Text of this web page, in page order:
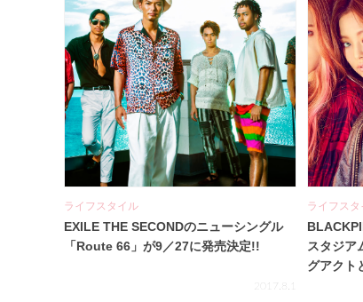
ライフスタイル
EXILE THE SECONDのニューシングル
「Route 66」が9／27に発売決定!!
2017.8.1
ライフスタ
スタジア
グアクト